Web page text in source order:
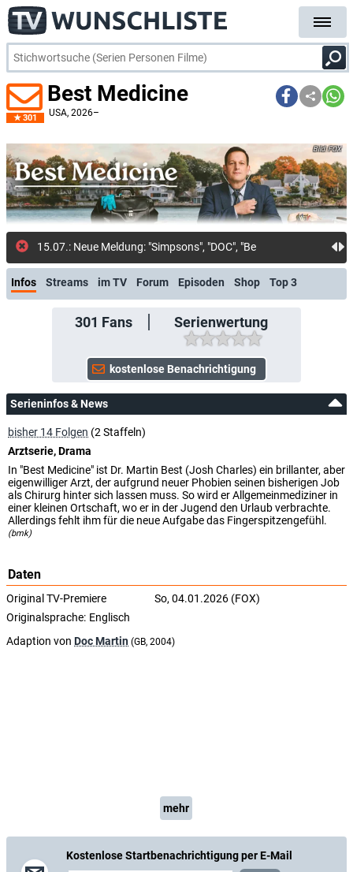
301
Best Medicine
USA, 2026–
FOX
Infos Streams im TV Forum Episoden Shop Top 3
301 Fans Serienwertung
Serieninfos & News
bisher 14 Folgen (2 Staffeln)
Arztserie, Drama
In "Best Medicine" ist Dr. Martin Best (Josh Charles) ein brillanter, aber
eigenwilliger Arzt, der aufgrund neuer Phobien seinen bisherigen Job
als Chirurg hinter sich lassen muss. So wird er Allgemeinmediziner in
einer kleinen Ortschaft, wo er in der Jugend den Urlaub verbrachte.
Allerdings fehlt ihm für die neue Aufgabe das Fingerspitzengefühl.
(bmk)
Daten
Original TV-Premiere
So, 04.01.2026 (FOX)
Originalsprache: Englisch
Adaption von Doc Martin (GB, 2004)
mehr
Kostenlose Startbenachrichtigung per E-Mail